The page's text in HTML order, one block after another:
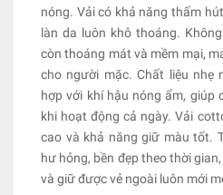
nóng. Vải có khả năng thấm
làn da luôn khô thoáng.
còn thoáng mát và mềm mại,
cho người mặc. Chất liệu nhẹ
hợp với khí hậu nóng ẩm, giúp
khi hoạt động cả ngày. Vải
cao và khả năng giữ màu tốt.
hư hỏng, bền đẹp theo thời
và giữ được vẻ ngoài luôn mới